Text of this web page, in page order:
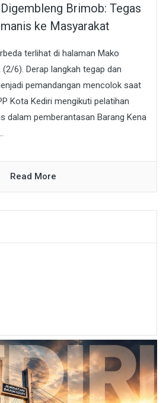
Brimob: Tegas
ke Masyarakat
terlihat di halaman Mako
6). Derap langkah tegap dan
pemandangan mencolok saat
Kota Kediri mengikuti pelatihan
dalam pemberantasan Barang Kena
Read More